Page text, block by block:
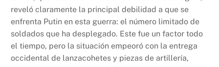
reveló claramente la principal debilidad a que se
enfrenta Putin en esta guerra: el número limitado de
soldados que ha desplegado. Este fue un factor todo
el tiempo, pero la situación empeoró con la entrega
occidental de lanzacohetes y piezas de artillería,